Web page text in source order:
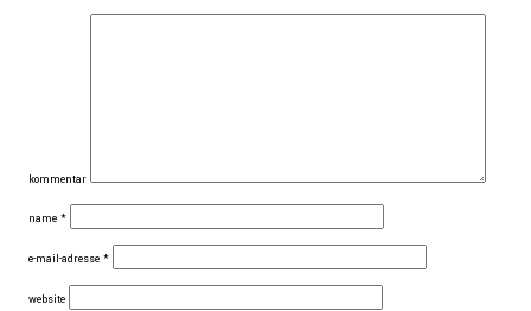
kommentar
name *
e-mail-adresse *
website